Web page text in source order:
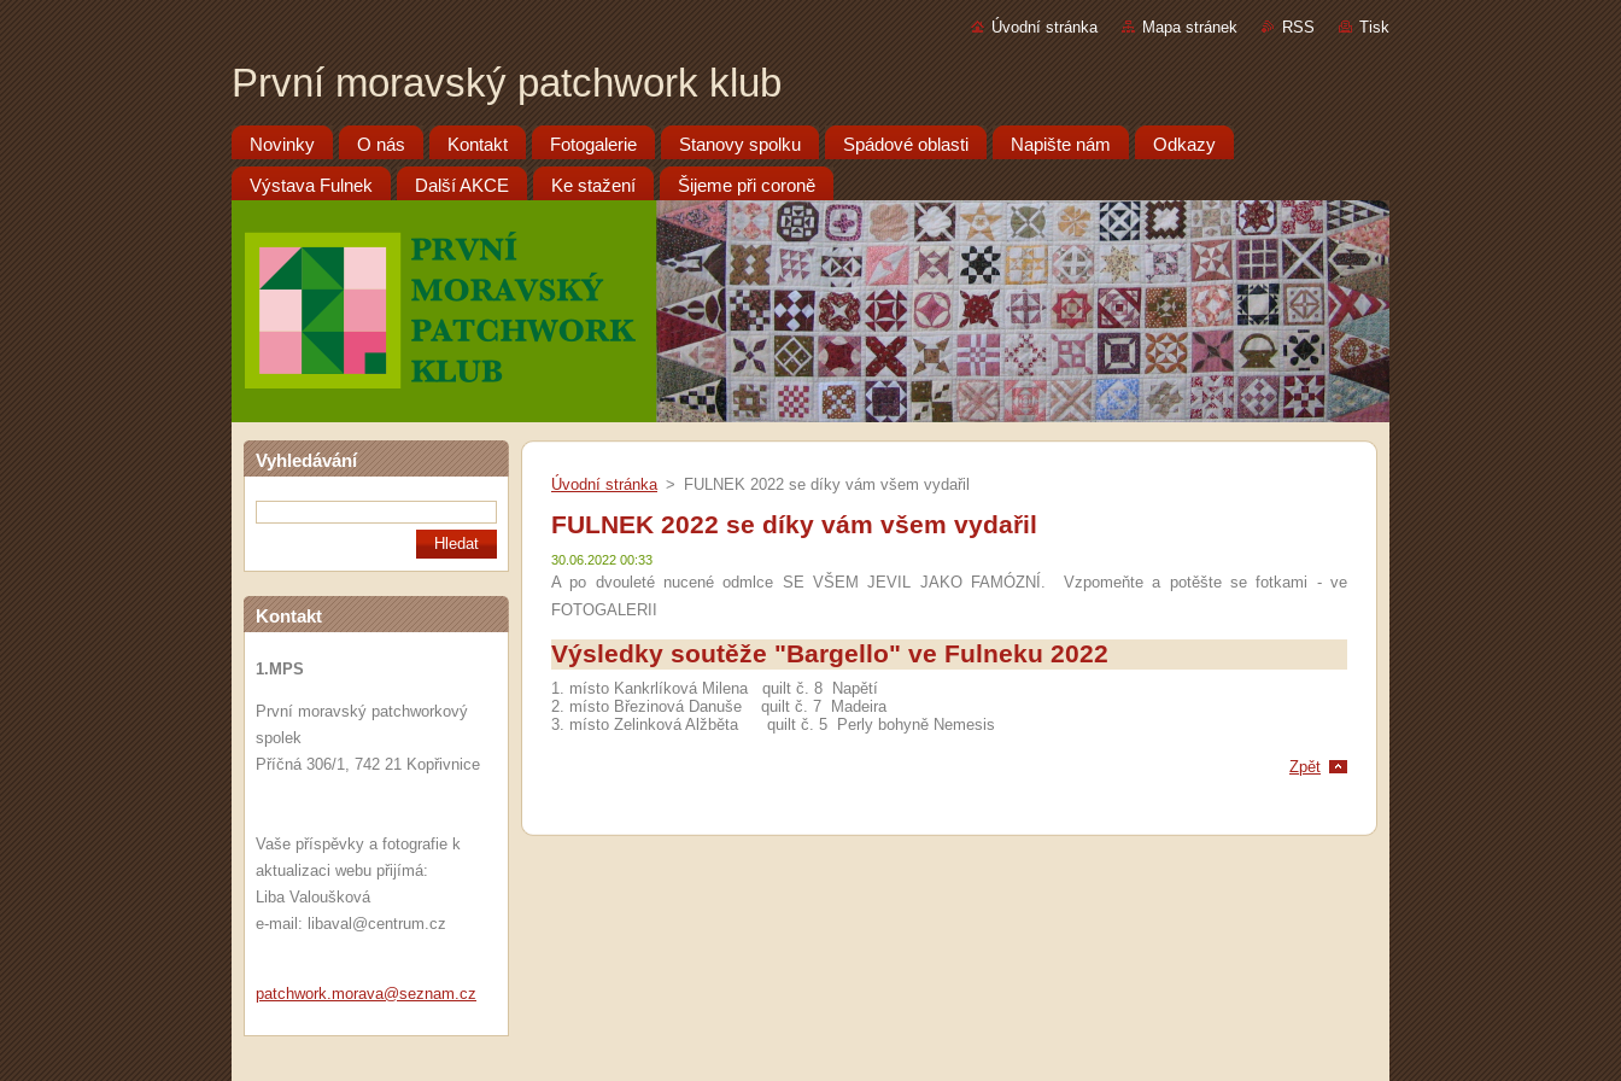
Úvodní stránka Mapa stránek RSS Tisk
První moravský patchwork klub
Novinky O nás Kontakt Fotogalerie Stanovy spolku Spádové oblasti Napište nám Odkazy
Výstava Fulnek Další AKCE Ke stažení Šijeme při coroně
Vyhledávání
Kontakt
1.MPS
První moravský patchworkový
spolek
Příčná 306/1, 742 21 Kopřivnice
Vaše příspěvky a fotografie k
aktualizaci webu přijímá:
Liba Valoušková
e-mail: libaval@centrum.cz
patchwork.morava@seznam. cz
Úvodní stránka > FULNEK 2022 se díky vám všem vydařil
FULNEK 2022 se díky vám všem vydařil
30.06.2022 00:33
A po dvouleté nucené odmlce SE VŠEM JEVIL JAKO FAMÓZNÍ. Vzpomeňte a potěšte se fotkami - ve
FOTOGALERII
Výsledky soutěže "Bargello" ve Fulneku 2022
1. místo Kankrlíková Milena quilt č. 8 Napětí
2. místo Březinová Danuše quilt č. 7 Madeira
3. místo Zelinková Alžběta quilt č. 5 Perly bohyně Nemesis
Zpět